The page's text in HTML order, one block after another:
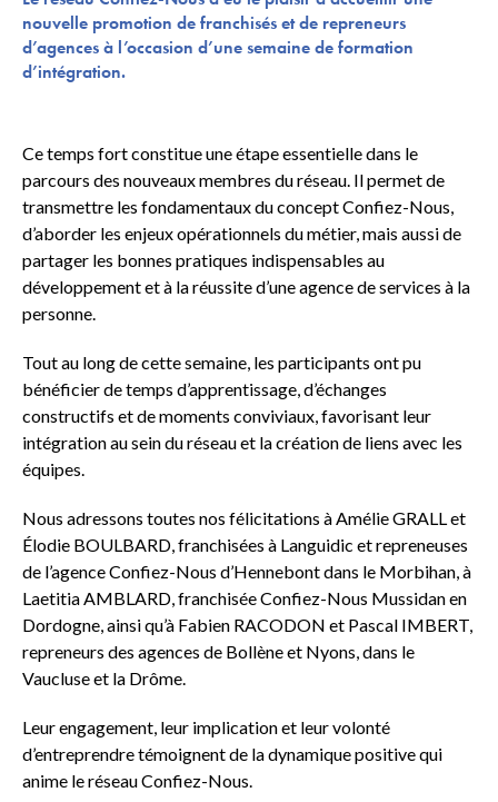
nouvelle promotion de franchisés et de repreneurs
d’agences à l’occasion d’une semaine de formation
d’intégration.
Ce temps fort constitue une étape essentielle dans le
parcours des nouveaux membres du réseau. Il permet de
transmettre les fondamentaux du concept Confiez-Nous,
d’aborder les enjeux opérationnels du métier, mais aussi de
partager les bonnes pratiques indispensables au
développement et à la réussite d’une agence de services à la
personne.
Tout au long de cette semaine, les participants ont pu
bénéficier de temps d’apprentissage, d’échanges
constructifs et de moments conviviaux, favorisant leur
intégration au sein du réseau et la création de liens avec les
équipes.
Nous adressons toutes nos félicitations à Amélie GRALL et
Élodie BOULBARD, franchisées à Languidic et repreneuses
de l’agence Confiez-Nous d’Hennebont dans le Morbihan, à
Laetitia AMBLARD, franchisée Confiez-Nous Mussidan en
Dordogne, ainsi qu’à Fabien RACODON et Pascal IMBERT,
repreneurs des agences de Bollène et Nyons, dans le
Vaucluse et la Drôme.
Leur engagement, leur implication et leur volonté
d’entreprendre témoignent de la dynamique positive qui
anime le réseau Confiez-Nous.